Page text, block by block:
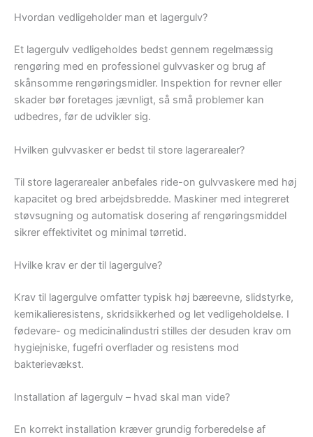
Hvordan vedligeholder man et lagergulv?
Et lagergulv vedligeholdes bedst gennem regelmæssig
rengøring med en professionel gulvvasker og brug af
skånsomme rengøringsmidler. Inspektion for revner eller
skader bør foretages jævnligt, så små problemer kan
udbedres, før de udvikler sig.
Hvilken gulvvasker er bedst til store lagerarealer?
Til store lagerarealer anbefales ride-on gulvvaskere med høj
kapacitet og bred arbejdsbredde. Maskiner med integreret
støvsugning og automatisk dosering af rengøringsmiddel
sikrer effektivitet og minimal tørretid.
Hvilke krav er der til lagergulve?
Krav til lagergulve omfatter typisk høj bæreevne, slidstyrke,
kemikalieresistens, skridsikkerhed og let vedligeholdelse. I
fødevare- og medicinalindustri stilles der desuden krav om
hygiejniske, fugefri overflader og resistens mod
bakterievækst.
Installation af lagergulv – hvad skal man vide?
En korrekt installation kræver grundig forberedelse af